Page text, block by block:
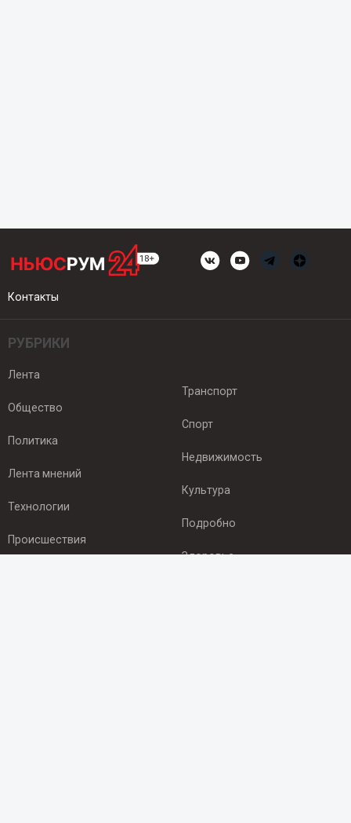
Контакты
РУБРИКИ
Лента
Общество
Политика
Лента мнений
Технологии
Происшествия
Транспорт
Спорт
Недвижимость
Культура
Подробно
Здоровье